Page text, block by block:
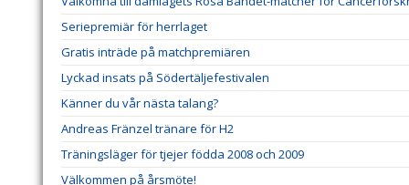
Seriepremiär för herrlaget
Gratis inträde på matchpremiären
Lyckad insats på Södertäljefestivalen
Känner du vår nästa talang?
Andreas Fränzel tränare för H2
Träningsläger för tjejer födda 2008 och 2009
Välkommen på årsmöte!